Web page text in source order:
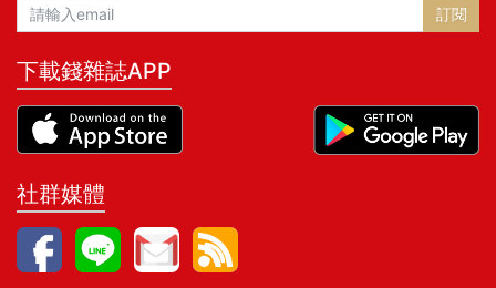
訂閱
下載錢雜誌APP
社群媒體